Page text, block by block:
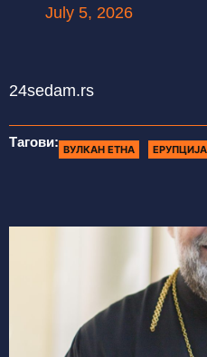
July 5, 2026
24sedam.rs
Тагови: ВУЛКАН ЕТНА